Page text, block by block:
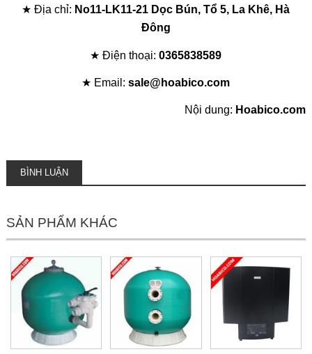
★ Địa chỉ: No11-LK11-21 Dọc Bún, Tổ 5, La Khê, Hà
Đông
★ Điện thoại:0365838589
★ Email:sale@hoabico.com
Nội dung: Hoabico.com
BÌNH LUẬN
SẢN PHẨM KHÁC